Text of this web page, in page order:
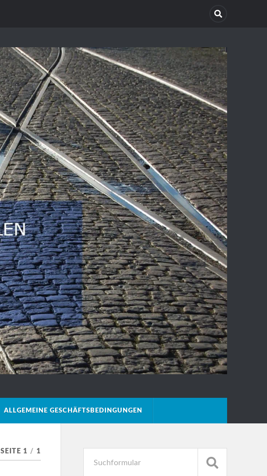
ALLGEMEINE GESCHÄFTSBEDINGUNGEN
SEITE 1 / 1